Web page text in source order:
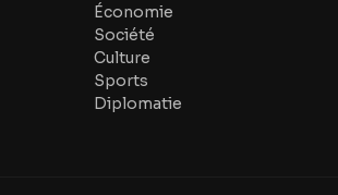
Économie
Société
Culture
Sports
Diplomatie